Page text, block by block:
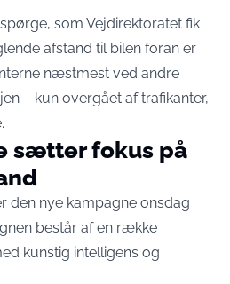
som Vejdirektoratet fik
afstand til bilen foran er
næstmest ved andre
– kun overgået af trafikanter,
sætter fokus på
den nye kampagne onsdag
består af en række
kunstig intelligens og